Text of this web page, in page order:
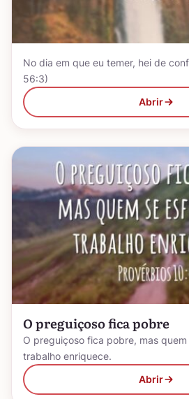
No dia em que eu temer, hei de
56:3)
Abrir
O preguiçoso fica pobre
O preguiçoso fica pobre, mas
trabalho enriquece.
Abrir